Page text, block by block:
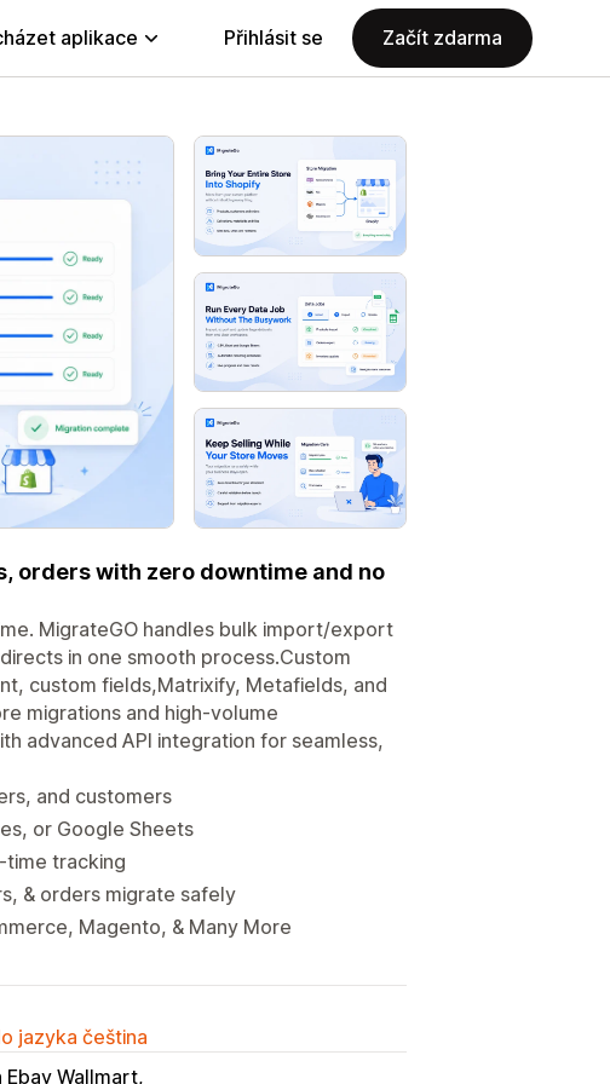
aplikace Přihlásit se Začít zdarma
orders with zero downtime and no
MigrateGO handles bulk import/export
in one smooth process.Custom
custom fields,Matrixify, Metafields, and
migrations and high-volume
advanced API integration for seamless,
and customers
or Google Sheets
tracking
& orders migrate safely
Magento, & Many More
jazyka čeština
Ebay Wallmart